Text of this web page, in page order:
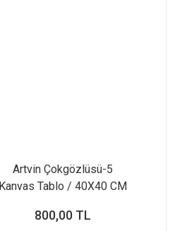
Artvin Çokgözlüsü-5
Kanvas Tablo / 40X40 CM
800,00 TL